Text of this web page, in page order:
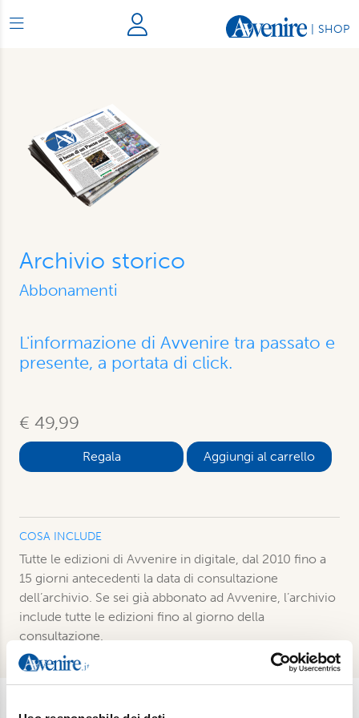
SHOP
Archivio storico
Abbonamenti
L'informazione di Avvenire tra passato e
presente, a portata di click.
€ 49,99
Aggiungi al carrello
COSA INCLUDE
Tutte le edizioni di Avvenire in digitale, dal 2010 fino a
15 giorni antecedenti la data di consultazione
dell’archivio. Se sei già abbonato ad Avvenire, l’archivio
include tutte le edizioni fino al giorno della
consultazione.